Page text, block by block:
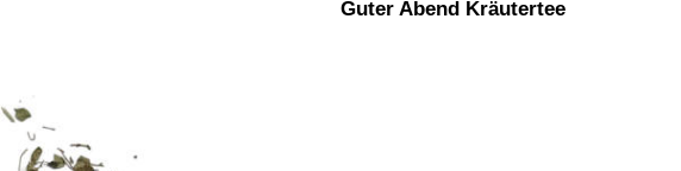
Guter Abend Kräutertee